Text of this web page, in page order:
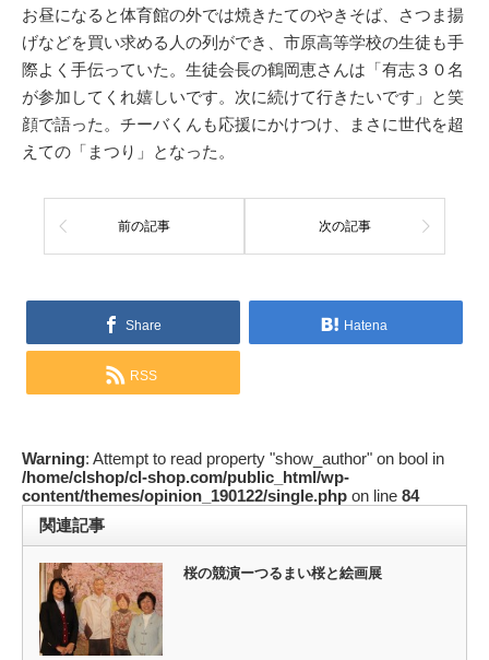
お昼になると体育館の外では焼きたてのやきそば、さつま揚
げなどを買い求める人の列ができ、市原高等学校の生徒も手
際よく手伝っていた。生徒会長の鶴岡恵さんは「有志３０名
が参加してくれ嬉しいです。次に続けて行きたいです」と笑
顔で語った。チーバくんも応援にかけつけ、まさに世代を超
えての「まつり」となった。
前の記事 次の記事
Share Hatena
RSS
Warning: Attempt to read property "show_author" on bool in
/home/clshop/cl-shop.com/public_html/wp-
content/themes/opinion_190122/single.php on line 84
関連記事
桜の競演ーつるまい桜と絵画展